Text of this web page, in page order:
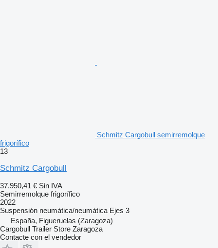
Schmitz Cargobull semirremolque
frigorífico
13
Schmitz Cargobull
37.950,41 € Sin IVA
Semirremolque frigorífico
2022
Suspensión neumática/neumática Ejes 3
España, Figueruelas (Zaragoza)
Cargobull Trailer Store Zaragoza
Contacte con el vendedor